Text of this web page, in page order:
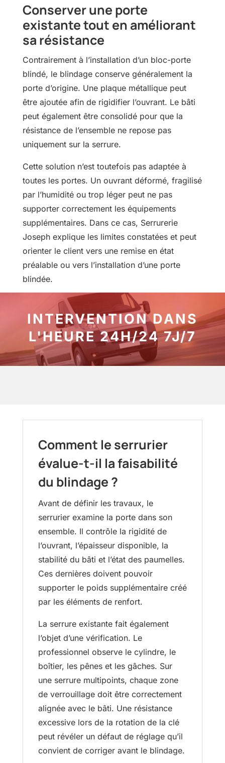
Conserver une porte
existante tout en améliorant
sa résistance
Contrairement à l’installation d’un bloc-porte
blindé, le blindage conserve généralement la
porte d’origine. Une plaque métallique peut
être ajoutée afin de rigidifier l’ouvrant. Le bâti
peut également être consolidé pour que la
résistance de l’ensemble ne repose pas
uniquement sur la serrure.
Cette solution n’est toutefois pas adaptée à
toutes les portes. Un ouvrant déformé, fragilisé
par l’humidité ou trop léger peut ne pas
supporter correctement les équipements
supplémentaires. Dans ce cas, Serrurerie
Joseph explique les limites constatées et peut
orienter le client vers une remise en état
préalable ou vers l’installation d’une porte
blindée.
INTERVENTION DANS
L'HEURE 24H/24 7J/7
Comment le serrurier
évalue-t-il la faisabilité
du blindage ?
Avant de définir les travaux, le
serrurier examine la porte dans son
ensemble. Il contrôle la rigidité de
l’ouvrant, l’épaisseur disponible, la
stabilité du bâti et l’état des paumelles.
Ces dernières doivent pouvoir
supporter le poids supplémentaire créé
par les éléments de renfort.
La serrure existante fait également
l’objet d’une vérification. Le
professionnel observe le cylindre, le
boîtier, les pênes et les gâches. Sur
une serrure multipoints, chaque zone
de verrouillage doit être correctement
alignée avec le bâti. Une résistance
excessive lors de la rotation de la clé
peut révéler un défaut de réglage qu’il
convient de corriger avant le blindage.